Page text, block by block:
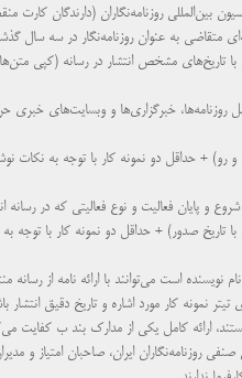
بین‌المللی روزنامه‌نگاران (دارندگان کارت
متقاضی به عنوان روزنامه‌نگار در سه سال
تفکیک سال با تاریخ‌های مشخص انتشار در
روزنامه‌ها، خبرگزاری‌ها و وبسایت‌های خبری
و پایان فعالیت و نوع فعالیتی که در
نویسنده است می‌توانند با ارائه نامه از
نمونه کار مورد اشاره و تاریخ دقیق انتشار
ارائه کامل یکی از مدارک بند ب کفایت
روزنامه‌نگاران ایران، صاحبان امتیاز و